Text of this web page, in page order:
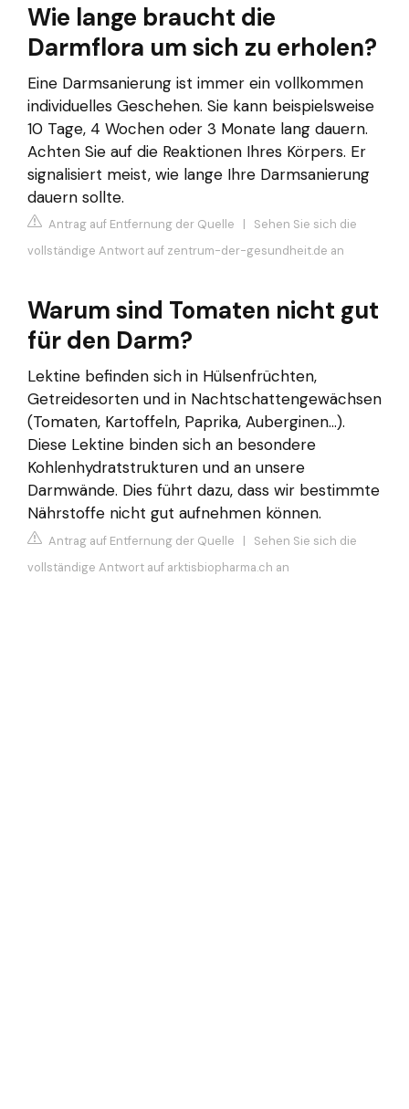
Wie lange braucht die
Darmflora um sich zu erholen?
Eine Darmsanierung ist immer ein vollkommen
individuelles Geschehen. Sie kann beispielsweise
10 Tage, 4 Wochen oder 3 Monate lang dauern.
Achten Sie auf die Reaktionen Ihres Körpers. Er
signalisiert meist, wie lange Ihre Darmsanierung
dauern sollte.
Antrag auf Entfernung der Quelle | Sehen Sie sich die
vollständige Antwort auf zentrum-der-gesundheit.de an
Warum sind Tomaten nicht gut
für den Darm?
Lektine befinden sich in Hülsenfrüchten,
Getreidesorten und in Nachtschattengewächsen
(Tomaten, Kartoffeln, Paprika, Auberginen…).
Diese Lektine binden sich an besondere
Kohlenhydratstrukturen und an unsere
Darmwände. Dies führt dazu, dass wir bestimmte
Nährstoffe nicht gut aufnehmen können.
Antrag auf Entfernung der Quelle | Sehen Sie sich die
vollständige Antwort auf arktisbiopharma.ch an